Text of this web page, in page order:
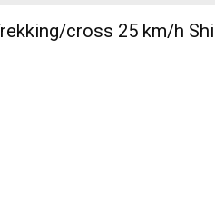
cross 25 km/h